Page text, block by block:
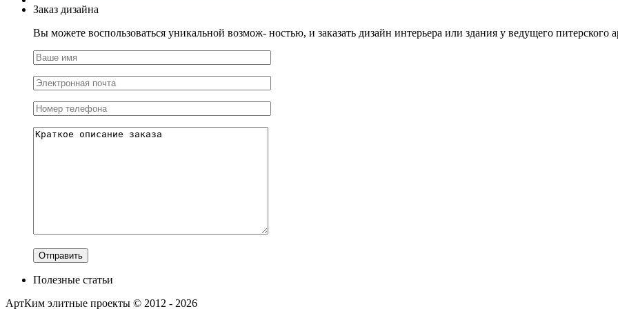
Заказ дизайна
Вы можете воспользоваться уникальной возмож- ностью, и заказать дизайн интерьера или здания у ведущего питерского
Полезные статьи
АртКим элитные проекты © 2012 - 2026